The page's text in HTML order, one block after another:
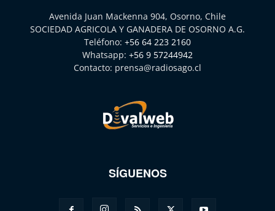
Avenida Juan Mackenna 904, Osorno, Chile
SOCIEDAD AGRICOLA Y GANADERA DE OSORNO A.G.
Teléfono: +56 64 223 2160
Whatsapp: +56 9 57244942
Contacto: prensa@radiosago.cl
SÍGUENOS